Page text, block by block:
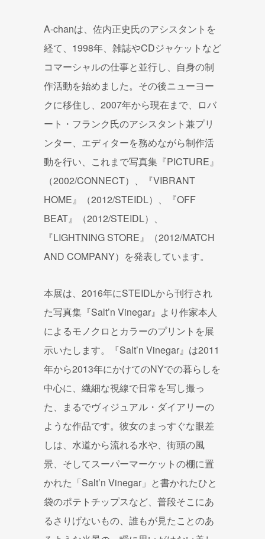
A-chanは、佐内正史氏のアシスタントを
経て、1998年、雑誌やCDジャケットなど
コマーシャルの仕事と並行し、自身の制
作活動を始めました。その後ニューヨー
クに移住し、2007年から現在まで、ロバ
ート・フランク氏のアシスタント兼プリ
ンター、エディターを務めながら制作活
動を行い、これまで写真集『PICTURE』
（2002/CONNECT）、『VIBRANT
HOME』（2012/STEIDL）、『OFF
BEAT』（2012/STEIDL）、
『LIGHTNING STORE』（2012/MATCH
AND COMPANY）を発表しています。
本展は、2016年にSTEIDLから刊行され
た写真集『Salt’n Vinegar』より作家本人
によるモノクロとカラーのプリントを展
示いたします。『Salt’n Vinegar』は2011
年から2013年にかけてのNYでの暮らしを
中心に、繊細な視線で日常を写し撮っ
た、まるでヴィジュアル・ダイアリーの
ような作品です。彼女のまっすぐな眼差
しは、水道から流れる水や、街頭の風
景、そしてスーパーマーケットの棚に置
かれた「Salt’n Vinegar」と書かれたひと
袋のポテトチップスなど、普段そこにあ
るさりげないもの、誰もが見たことのあ